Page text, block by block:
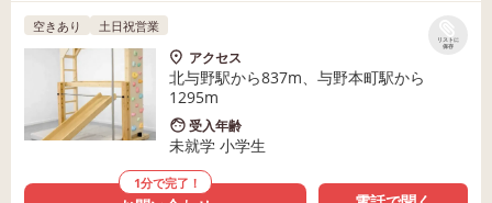
リストに
保存
空きあり 土日祝営業
アクセス
北与野駅から837m、与野本町駅から
1295m
受入年齢
未就学 小学生
1分で完了！